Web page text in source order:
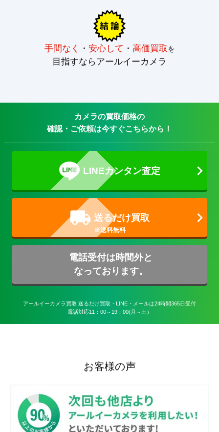
手間なく ・ 安心して ・ 高価買取 を
目指すならアールイーカメラ
カメラの買取価格の
確認・ご依頼は今すぐこちらから！
LINEカンタン査定
送るだけ買取
電話受付は時間外と
なっております。
アールイーカメラ買取 送るだけ買取・LINE・メールは24時間365日受付
電話対応11：00～19：00(月～土）
お客様の声